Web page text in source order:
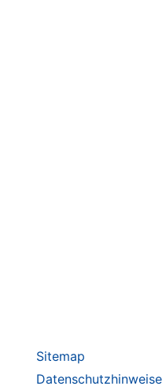
Sitemap
Datenschutzhinweise